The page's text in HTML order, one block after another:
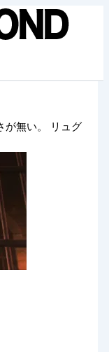
が無い。 リュグ